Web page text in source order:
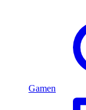
Gamen